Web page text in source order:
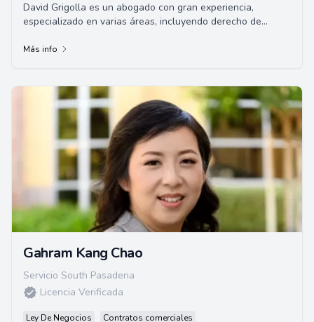
David Grigolla es un abogado con gran experiencia,
especializado en varias áreas, incluyendo derecho de
Más info
Gahram Kang Chao
Servicio South Pasadena
Licencia Verificada
Ley De Negocios Contratos comerciales